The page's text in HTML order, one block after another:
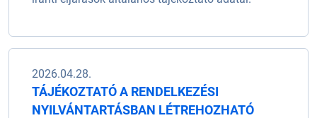
2026.04.28.
TÁJÉKOZTATÓ A RENDELKEZÉSI
NYILVÁNTARTÁSBAN LÉTREHOZHATÓ